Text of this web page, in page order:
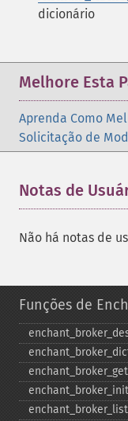
dicionário
Melhore Esta
Aprenda Como
Solicitação de
Notas de
Não há notas de
Funções de
enchant_​broker_​init